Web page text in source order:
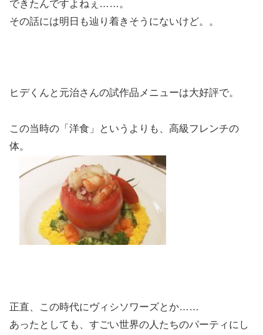
できたんですよねぇ……。
その話には明日も辿り着きそうにないけど。。
ヒデくんと元治さんの試作品メニューは大好評で。
この当時の「洋食」というよりも、高級フレンチの
体。
正直、この時代にヴィシソワーズとか……
あったとしても、すごい世界の人たちのパーティにし